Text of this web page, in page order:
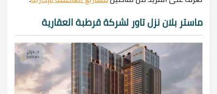
ماستر بلان نزل تاور لشركة قرطبة العقارية